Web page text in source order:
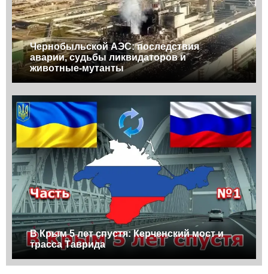
Чернобыльской АЭС: последствия
аварии, судьбы ликвидаторов и
животные-мутанты
В Крым 5 лет спустя: Керченский мост и
трасса Таврида